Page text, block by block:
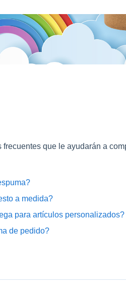
frecuentes que le ayudarán a
a medida?
para artículos personalizados?
de pedido?